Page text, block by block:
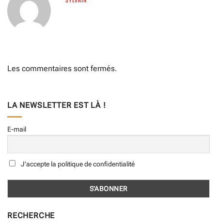
Les commentaires sont fermés.
LA NEWSLETTER EST LÀ !
E-mail
J'accepte la politique de confidentialité
RECHERCHE